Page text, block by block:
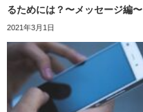
るためには？〜メッセージ編〜
2021年3月1日